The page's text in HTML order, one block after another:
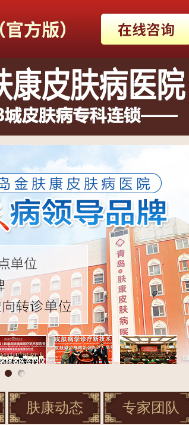
肤康动态 专家团队